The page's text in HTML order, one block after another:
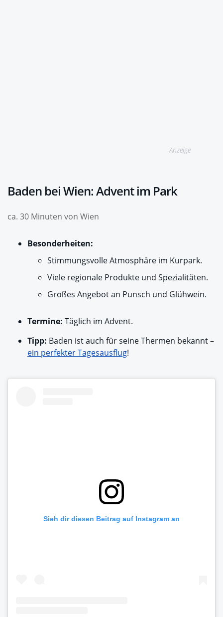
Anzeige
Baden bei Wien: Advent im Park
ca. 30 Minuten von Wien
Besonderheiten:
Stimmungsvolle Atmosphäre im Kurpark.
Viele regionale Produkte und Spezialitäten.
Großes Angebot an Punsch und Glühwein.
Termine: Täglich im Advent.
Tipp: Baden ist auch für seine Thermen bekannt –
ein perfekter Tagesausflug!
Sieh dir diesen Beitrag auf Instagram an